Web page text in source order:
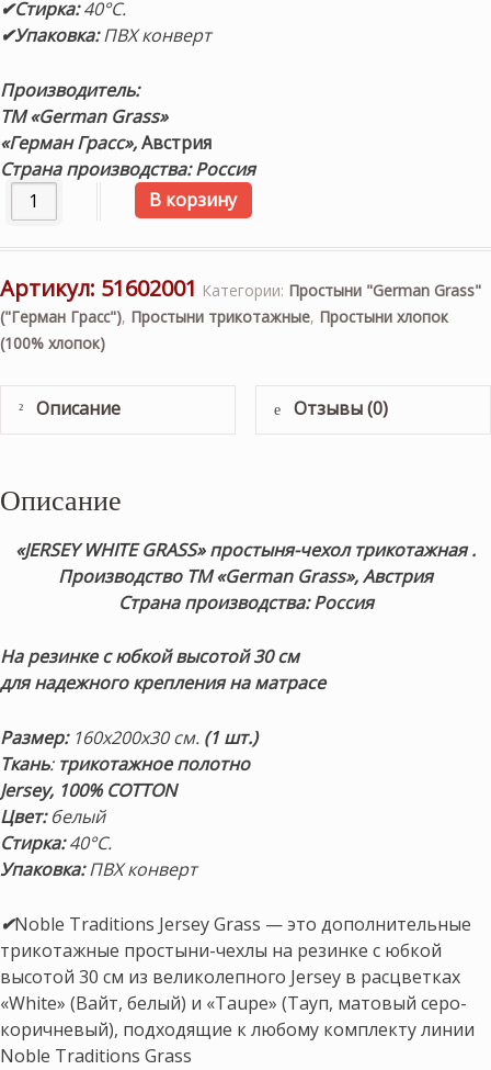
✔Стирка:40°С.
✔Упаковка:ПВХ конверт
Производитель:
ТМ «German Grass»
«Герман Грасс»,Австрия
Страна производства: Россия
Количество товара «JERSEY WHITE GRASS».
В корзину
Артикул: 51602001 Категории: Простыни "German Grass"
("Герман Грасс"), Простыни трикотажные, Простыни хлопок
(100% хлопок)
Описание Отзывы (0)
Описание
«JERSEY WHITE GRASS» простыня-чехол трикотажная .
Производство ТМ «German Grass», Австрия
Страна производства: Россия
На резинке с юбкой высотой 30 см
для надежного крепления на матрасе
Размер: 160х200х30 см. (1 шт.)
Ткань: трикотажное полотно
Jersey, 100% COTTON
Цвет:белый
Стирка:40°С.
Упаковка:ПВХ конверт
✔Noble Traditions Jersey Grass — это дополнительные
трикотажные простыни-чехлы на резинке с юбкой
высотой 30 см из великолепного Jersey в расцветках
«White» (Вайт, белый) и «Taupe» (Тауп, матовый серо-
коричневый), подходящие к любому комплекту линии
Noble Traditions Grass